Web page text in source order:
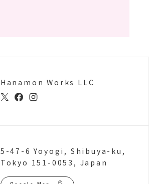
Hanamon Works LLC
5-47-6 Yoyogi, Shibuya-ku,
Tokyo 151-0053, Japan